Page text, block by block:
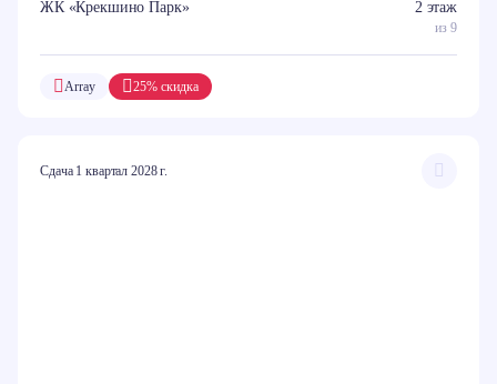
ЖК «Крекшино Парк» 2 этаж
из 9
25% скидка
Array
Сдача 1 квартал 2028 г.